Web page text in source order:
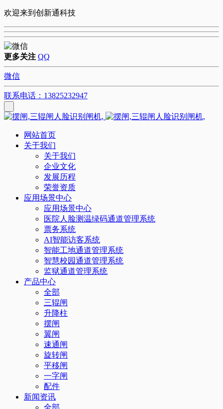
欢迎来到创新通科技
更多关注 QQ
微信
联系电话：13825232947
网站首页
关于我们
关于我们
企业文化
发展历程
荣誉资质
应用场景中心
应用场景中心
医院人脸测温绿码通道管理系统
票务系统
AI智能访客系统
智能工地通道管理系统
智慧校园通道管理系统
监狱通道管理系统
产品中心
全部
三辊闸
升降柱
摆闸
翼闸
速通闸
旋转闸
平移闸
一字闸
配件
新闻资讯
全部